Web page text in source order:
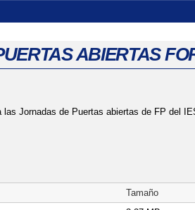
ABIERTAS
Jornadas de Puertas abiertas de FP del
Tamaño